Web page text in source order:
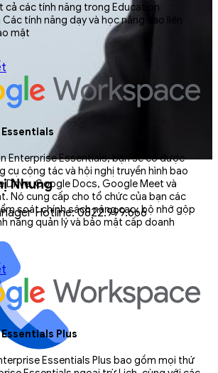
Nhung
Hotline: 0822.999.666
cả các tính năng trong Education
tính năng dạy và học nâng cao liên
mật
Enterprise Essentials, bạn sẽ có được
cụ cộng tác và hội nghị truyền hình bao
Drive, Google Docs, Google Meet và
Nó cung cấp cho tổ chức của bạn các
soát chính sách nâng cao, bộ nhớ gộp
năng quản lý và bảo mật cấp doanh
Plus
Essentials Plus bao gồm mọi thứ